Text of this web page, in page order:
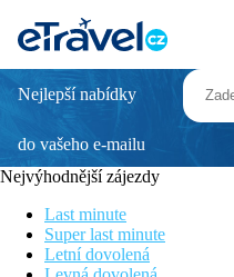
BEST OASIS PARK
Fotogalerie
Nejlepší nabídky
do vašeho e-mailu
Nejvýhodnější zájezdy
Last minute
Super last minute
Letní dovolená